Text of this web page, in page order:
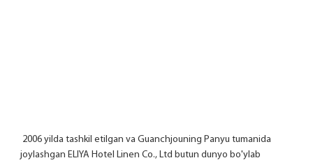
joylashgan ELIYA Hotel Linen Co., Ltd butun dunyo bo'ylab